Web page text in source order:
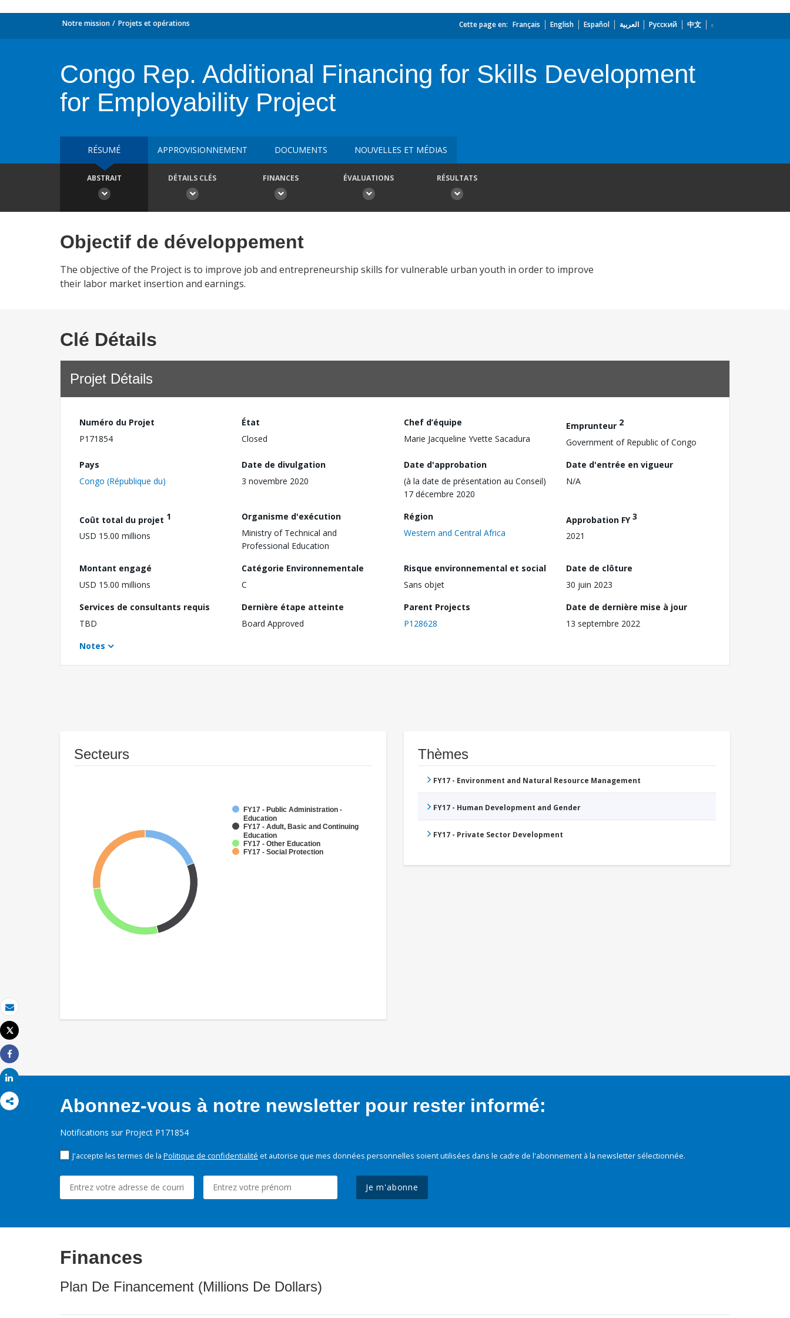
Email
Imprimer
Tweet
Share
Share
Notre mission Projets et opérations Cette page en: Français English Español العربية Русский 中文
Congo Rep. Additional Financing for Skills Development
for Employability Project
RÉSUMÉ APPROVISIONNEMENT DOCUMENTS NOUVELLES ET MÉDIAS
ABSTRAIT DÉTAILS CLÉS FINANCES ÉVALUATIONS RÉSULTATS
Objectif de développement
The objective of the Project is to improve job and entrepreneurship skills for vulnerable urban youth in order to improve
their labor market insertion and earnings.
Clé Détails
Projet Détails
Numéro du Projet
P171854
État
Closed
Chef d’équipe
Marie Jacqueline Yvette Sacadura
Emprunteur 2
Government of Republic of Congo
Pays
Congo (République du)
Date de divulgation
3 novembre 2020
Date d'approbation
(à la date de présentation au Conseil)
17 décembre 2020
Date d'entrée en vigueur
N/A
Coût total du projet 1
USD 15.00 millions
Organisme d'exécution
Ministry of Technical and
Professional Education
Région
Western and Central Africa
Approbation FY3
2021
Montant engagé
USD 15.00 millions
Catégorie Environnementale
C
Risque environnemental et social
Sans objet
Date de clôture
30 juin 2023
Services de consultants requis
TBD
Dernière étape atteinte
Board Approved
Parent Projects
P128628
Date de dernière mise à jour
13 septembre 2022
Notes
Secteurs
FY17 - Public Administration -
Education
FY17 - Adult, Basic and Continuing
Education
FY17 - Other Education
FY17 - Social Protection
Thèmes
FY17 - Environment and Natural Resource Management
FY17 - Human Development and Gender
FY17 - Private Sector Development
Abonnez-vous à notre newsletter pour rester informé:
Notifications sur Project P171854
J'accepte les termes de la Politique de confidentialité et autorise que mes données personnelles soient utilisées dans le cadre de l'abonnement à la newsletter sélectionnée.
Je m'abonne
Finances
Plan De Financement (Millions De Dollars)